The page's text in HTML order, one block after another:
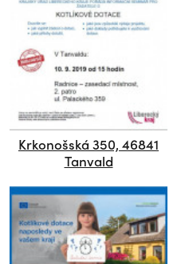
Krkonošská 350, 46841
Tanvald